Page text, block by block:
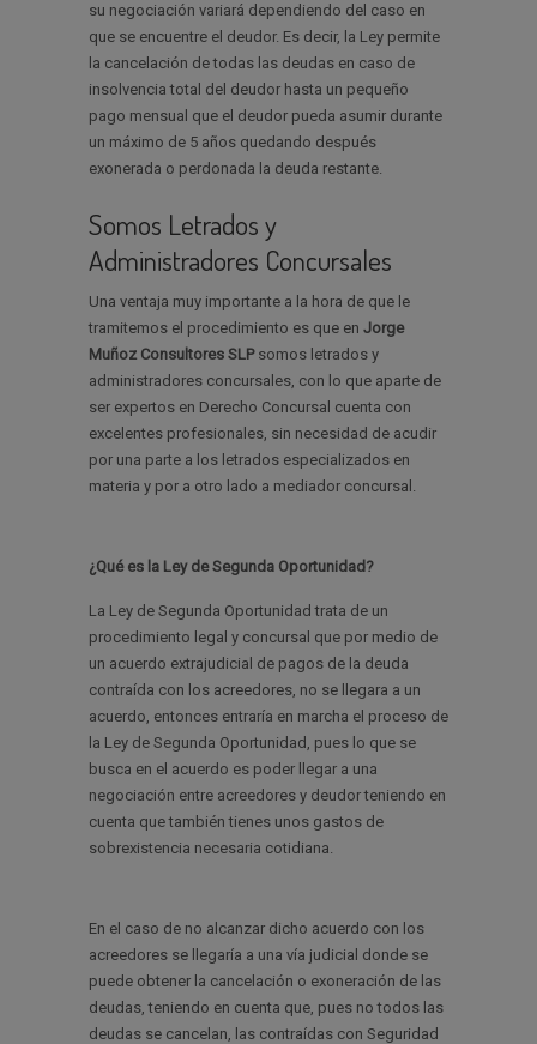
su negociación variará dependiendo del caso en
que se encuentre el deudor. Es decir, la Ley permite
la cancelación de todas las deudas en caso de
insolvencia total del deudor hasta un pequeño
pago mensual que el deudor pueda asumir durante
un máximo de 5 años quedando después
exonerada o perdonada la deuda restante.
Somos Letrados y
Administradores Concursales
Una ventaja muy importante a la hora de que le
tramitemos el procedimiento es que en Jorge
Muñoz Consultores SLP somos letrados y
administradores concursales, con lo que aparte de
ser expertos en Derecho Concursal cuenta con
excelentes profesionales, sin necesidad de acudir
por una parte a los letrados especializados en
materia y por a otro lado a mediador concursal.
¿Qué es la Ley de Segunda Oportunidad?
La Ley de Segunda Oportunidad trata de un
procedimiento legal y concursal que por medio de
un acuerdo extrajudicial de pagos de la deuda
contraída con los acreedores, no se llegara a un
acuerdo, entonces entraría en marcha el proceso de
la Ley de Segunda Oportunidad, pues lo que se
busca en el acuerdo es poder llegar a una
negociación entre acreedores y deudor teniendo en
cuenta que también tienes unos gastos de
sobrexistencia necesaria cotidiana.
En el caso de no alcanzar dicho acuerdo con los
acreedores se llegaría a una vía judicial donde se
puede obtener la cancelación o exoneración de las
deudas, teniendo en cuenta que, pues no todos las
deudas se cancelan, las contraídas con Seguridad